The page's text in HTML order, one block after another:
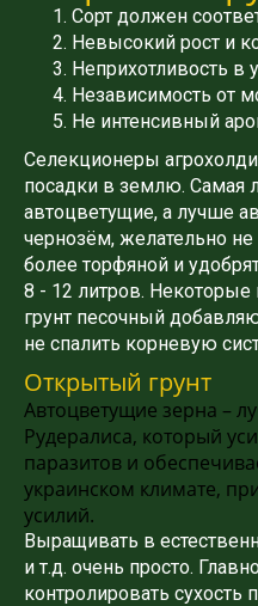
Сорт должен
Невысокий рост и
Неприхотливость в
Независимость от
Не интенсивный
Селекционеры
посадки в землю. Самая
автоцветущие, а лучше
чернозём, желательно
более торфяной и
8 - 12 литров. Некоторые
грунт песочный
не спалить корневую
Открытый грунт
Автоцветущие зерна –
Рудералиса, который
паразитов и
украинском климате,
усилий.
Выращивать в
и т.д. очень просто.
контролировать